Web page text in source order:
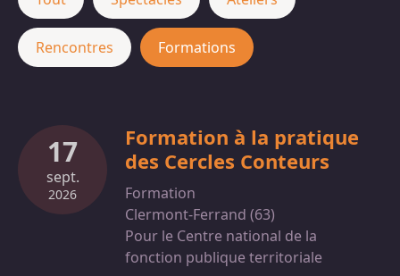
Rencontres Formations
17
sept.
2026
Formation à la pratique
des Cercles Conteurs
Formation
Clermont-Ferrand (63)
Pour le Centre national de la
fonction publique territoriale